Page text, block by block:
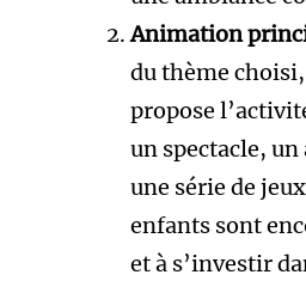
Animation
du thème
propose
un spectacle,
une série de
enfants sont
et à s’investir